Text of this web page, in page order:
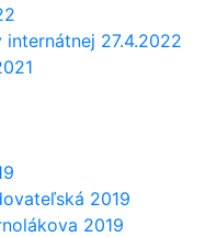
27.4.2022
2019
2019